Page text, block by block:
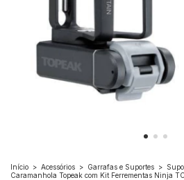
Início > Acessórios > Garrafas e Suportes >
Caramanhola Topeak com Kit Ferrementas Ninja